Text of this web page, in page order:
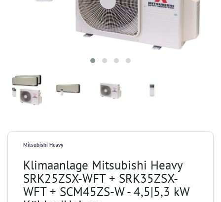
Mitsubishi Heavy
Klimaanlage Mitsubishi Heavy
SRK25ZSX-WFT + SRK35ZSX-
WFT + SCM45ZS-W - 4,5|5,3 kW